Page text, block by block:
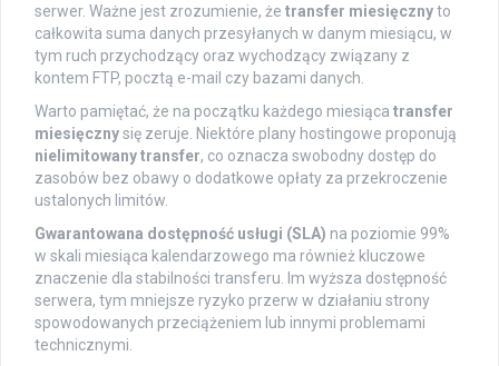
serwer. Ważne jest zrozumienie, że transfer miesięcznyto
całkowita suma danych przesyłanych w danym miesiącu, w
tym ruch przychodzący oraz wychodzący związany z
kontem FTP, pocztą e-mail czy bazami danych.
Warto pamiętać, że na początku każdego miesiąca transfer
miesięcznysię zeruje. Niektóre plany hostingowe proponują
nielimitowany transfer, co oznacza swobodny dostęp do
zasobów bez obawy o dodatkowe opłaty za przekroczenie
ustalonych limitów.
Gwarantowana dostępność usługi (SLA) na poziomie 99%
w skali miesiąca kalendarzowego ma również kluczowe
znaczenie dla stabilności transferu. Im wyższa dostępność
serwera, tym mniejsze ryzyko przerw w działaniu strony
spowodowanych przeciążeniem lub innymi problemami
technicznymi.